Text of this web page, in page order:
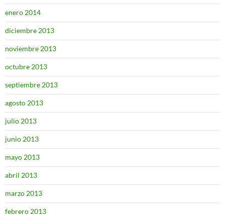
enero 2014
diciembre 2013
noviembre 2013
octubre 2013
septiembre 2013
agosto 2013
julio 2013
junio 2013
mayo 2013
abril 2013
marzo 2013
febrero 2013